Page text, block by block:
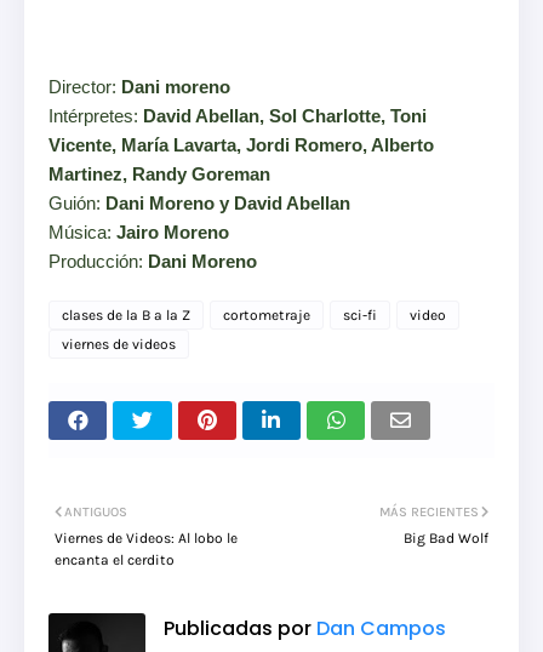
Director: Dani moreno
Intérpretes: David Abellan, Sol Charlotte, Toni
Vicente, María Lavarta, Jordi Romero, Alberto
Martinez, Randy Goreman
Guión: Dani Moreno y David Abellan
Música: Jairo Moreno
Producción: Dani Moreno
clases de la B a la Z cortometraje sci-fi
video
viernes de videos
MÁS RECIENTES
Big Bad Wolf
ANTIGUOS
Viernes de Videos: Al lobo le
encanta el cerdito
Publicadas por Dan Campos